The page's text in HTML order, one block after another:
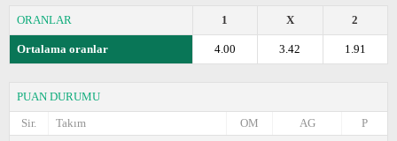
ORANLAR 2
X
1
Ortalama oranlar 1.91
3.42
4.00
PUAN DURUMU
Sir.
Takım P
AG
OM